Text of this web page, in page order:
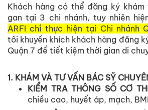
Khách hàng có thể đăng ký
gan tại 3 chi nhánh, tuy nhiên
ARFI chỉ thực hiện tại Chi nhánh
tôi khuyến khích khách hàng đăng
Quận 7 để tiết kiệm thời gian di
1. KHÁM VÀ TƯ VẤN BÁC SỸ
KIỂM TRA THÔNG SỐ CƠ
chiều cao, huyết áp, mạch,